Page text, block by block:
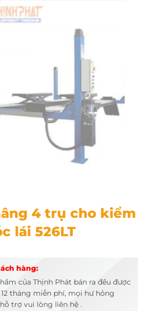
4 trụ cho kiểm
lái 526LT
hàng:
của Thịnh Phát bán ra đều được
tháng miễn phí, mọi hư hỏng
trợ vui lòng liên hệ .